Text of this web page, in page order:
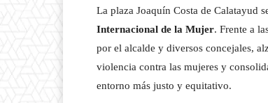
La plaza Joaquín Costa de Calatayud
Internacional de la Mujer. Frente a
por el alcalde y diversos concejales,
violencia contra las mujeres y
entorno más justo y equitativo.